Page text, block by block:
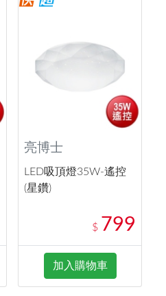
亮博士
LED吸頂燈35W-遙控
(星鑽)
$ 799
加入購物車